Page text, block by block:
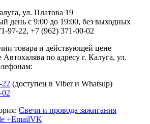
ул. Платова 19
день с 9:00 до 19:00, без выходных
97-22, +7 (962) 371-00-02
товара и действующей цене
Автохалява по адресу г. Калуга, ул.
22 (доступен в Viber и Whatsup)
02
Свечи и провода зажигания
+EmailVK